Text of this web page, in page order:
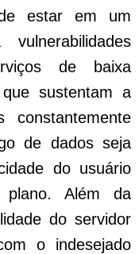
estar em um
de baixa
sustentam a
constantemente
de dados seja
do usuário
plano. Além da
do servidor
o indesejado